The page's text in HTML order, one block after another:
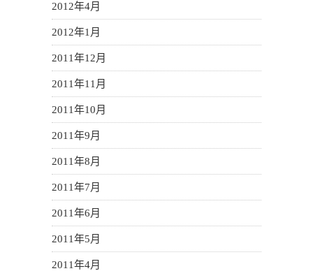
2012年4月
2012年1月
2011年12月
2011年11月
2011年10月
2011年9月
2011年8月
2011年7月
2011年6月
2011年5月
2011年4月